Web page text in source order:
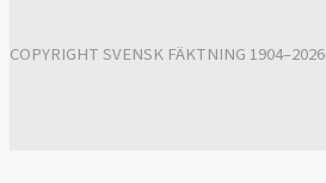
COPYRIGHT SVENSK FÄKTNING 1904–2026